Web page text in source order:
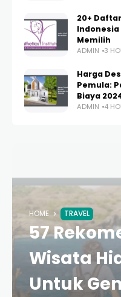
20+
Indonesia
Memilih
ADMIN 3
Harga
Pemula:
Biaya
ADMIN 4
HOME TRAVEL
57
Wisata
Untuk